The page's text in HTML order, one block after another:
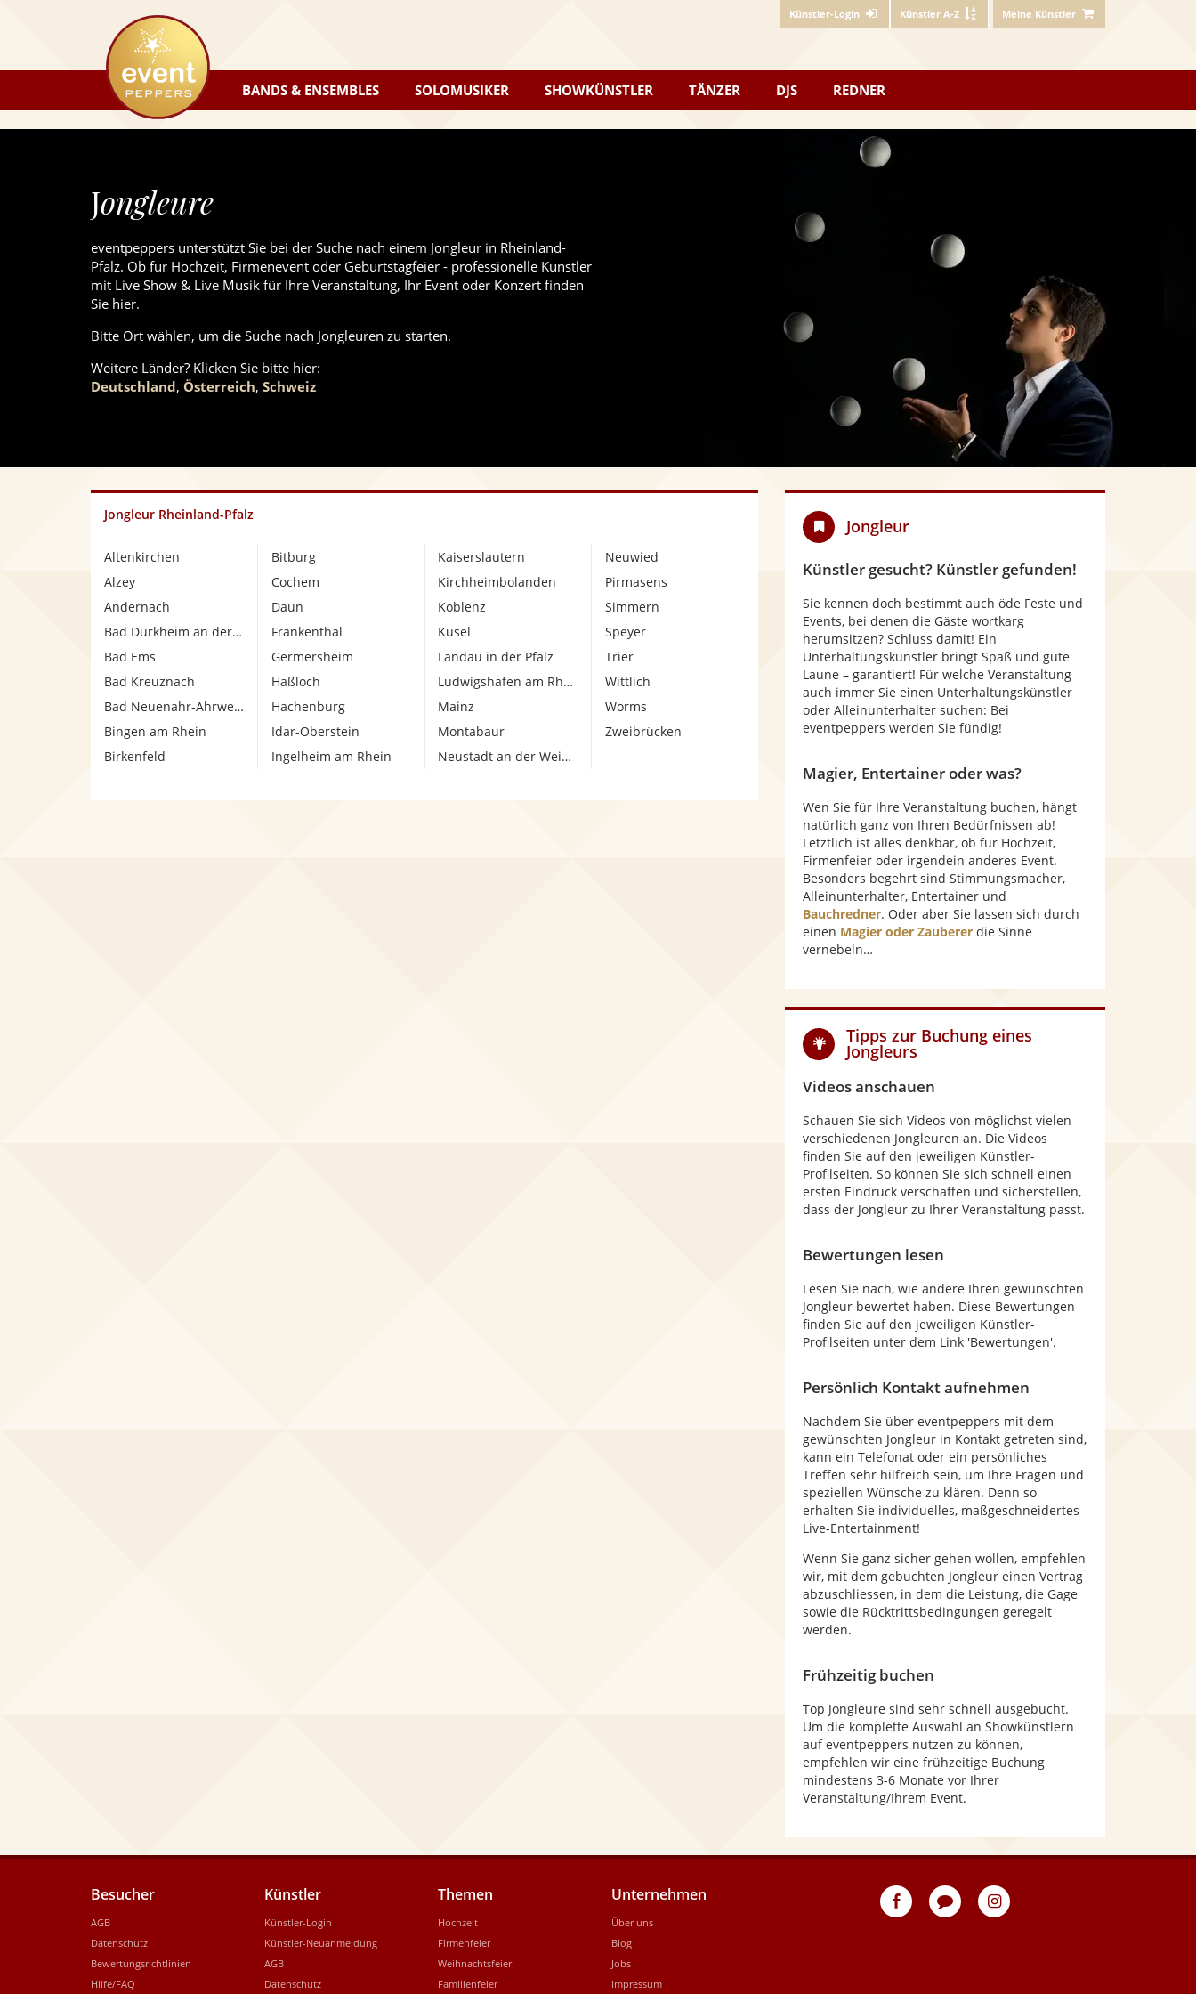
Künstler-Login Künstler A-Z Meine Künstler
eventpeppers
BANDS & ENSEMBLES SOLOMUSIKER SHOWKÜNSTLER TÄNZER DJS REDNER
Jongleure
eventpeppers unterstützt Sie bei der Suche nach einem Jongleur in Rheinland-
Pfalz. Ob für Hochzeit, Firmenevent oder Geburtstagfeier - professionelle Künstler
mit Live Show & Live Musik für Ihre Veranstaltung, Ihr Event oder Konzert finden
Sie hier.
Bitte Ort wählen, um die Suche nach Jongleuren zu starten.
Weitere Länder? Klicken Sie bitte hier:
Deutschland, Österreich, Schweiz
Jongleur Rheinland-Pfalz
Altenkirchen
Alzey
Andernach
Bad Dürkheim an der Weinstraße
Bad Ems
Bad Kreuznach
Bad Neuenahr-Ahrweiler
Bingen am Rhein
Birkenfeld
Bitburg
Cochem
Daun
Frankenthal
Germersheim
Haßloch
Hachenburg
Idar-Oberstein
Ingelheim am Rhein
Kaiserslautern
Kirchheimbolanden
Koblenz
Kusel
Landau in der Pfalz
Ludwigshafen am Rhein
Mainz
Montabaur
Neustadt an der Weinstraße
Neuwied
Pirmasens
Simmern
Speyer
Trier
Wittlich
Worms
Zweibrücken
Jongleur
Künstler gesucht? Künstler gefunden!
Sie kennen doch bestimmt auch öde Feste und
Events, bei denen die Gäste wortkarg
herumsitzen? Schluss damit! Ein
Unterhaltungskünstler bringt Spaß und gute
Laune – garantiert! Für welche Veranstaltung
auch immer Sie einen Unterhaltungskünstler
oder Alleinunterhalter suchen: Bei
eventpeppers werden Sie fündig!
Magier, Entertainer oder was?
Wen Sie für Ihre Veranstaltung buchen, hängt
natürlich ganz von Ihren Bedürfnissen ab!
Letztlich ist alles denkbar, ob für Hochzeit,
Firmenfeier oder irgendein anderes Event.
Besonders begehrt sind Stimmungsmacher,
Alleinunterhalter, Entertainer und
Bauchredner. Oder aber Sie lassen sich durch
einen Magier oder Zauberer die Sinne
vernebeln…
Tipps zur Buchung eines
Jongleurs
Videos anschauen
Schauen Sie sich Videos von möglichst vielen
verschiedenen Jongleuren an. Die Videos
finden Sie auf den jeweiligen Künstler-
Profilseiten. So können Sie sich schnell einen
ersten Eindruck verschaffen und sicherstellen,
dass der Jongleur zu Ihrer Veranstaltung passt.
Bewertungen lesen
Lesen Sie nach, wie andere Ihren gewünschten
Jongleur bewertet haben. Diese Bewertungen
finden Sie auf den jeweiligen Künstler-
Profilseiten unter dem Link 'Bewertungen'.
Persönlich Kontakt aufnehmen
Nachdem Sie über eventpeppers mit dem
gewünschten Jongleur in Kontakt getreten sind,
kann ein Telefonat oder ein persönliches
Treffen sehr hilfreich sein, um Ihre Fragen und
speziellen Wünsche zu klären. Denn so
erhalten Sie individuelles, maßgeschneidertes
Live-Entertainment!
Wenn Sie ganz sicher gehen wollen, empfehlen
wir, mit dem gebuchten Jongleur einen Vertrag
abzuschliessen, in dem die Leistung, die Gage
sowie die Rücktrittsbedingungen geregelt
werden.
Frühzeitig buchen
Top Jongleure sind sehr schnell ausgebucht.
Um die komplette Auswahl an Showkünstlern
auf eventpeppers nutzen zu können,
empfehlen wir eine frühzeitige Buchung
mindestens 3-6 Monate vor Ihrer
Veranstaltung/Ihrem Event.
eventpeppersBlog
eventpeppers
Besucher
AGB
Datenschutz
Bewertungsrichtlinien
Hilfe/FAQ
Künstler
Künstler-Login
Künstler-Neuanmeldung
AGB
Datenschutz
Themen
Hochzeit
Firmenfeier
Weihnachtsfeier
Familienfeier
Unternehmen
Über uns
Blog
Jobs
Impressum